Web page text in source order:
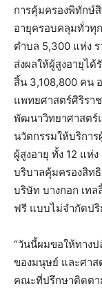
การคุ้มครองพิทักษ์
อายุครอบคลุมทั่วทุ
ตำบล 5,300 แห่ง
ส่งผลให้ผู้สูงอายุไ
สิ้น 3,108,800 คน
แพทยศาสตร์ศิริรา
พัฒนาวิทยาศาสตร์
นวัตกรรมให้บริกา
ผู้สูงอายุ ทั้ง 12 แห่
บริบาลคุ้มครองสิท
บริษัท บางกอก เท
ฟรี แบบไม่จำกัดปริ
“วันนี้ผมขอให้ทาง
ของมนุษย์ และศาส
คณะที่ปรึกษาติดตา